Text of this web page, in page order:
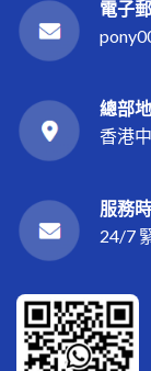
電子
總部
香港
服務
24/7